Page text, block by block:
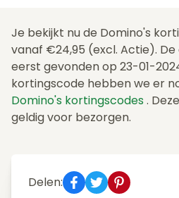
Je bekijkt nu de Domino's
vanaf €24,95 (excl. Actie).
eerst gevonden op 23-01-
kortingscode hebben we er
Domino's kortingscodes .
geldig voor bezorgen.
Delen: